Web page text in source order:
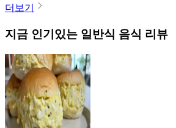
더보기
지금 인기있는 일반식 음식 리뷰